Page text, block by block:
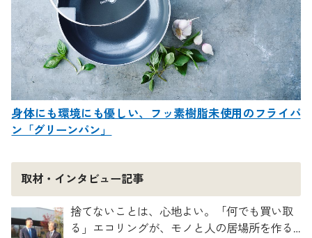
身体にも環境にも優しい、フッ素樹脂未使用のフライパ
ン「グリーンパン」
取材・インタビュー記事
捨てないことは、心地よい。「何でも買い取
る」エコリングが、モノと人の居場所を作る